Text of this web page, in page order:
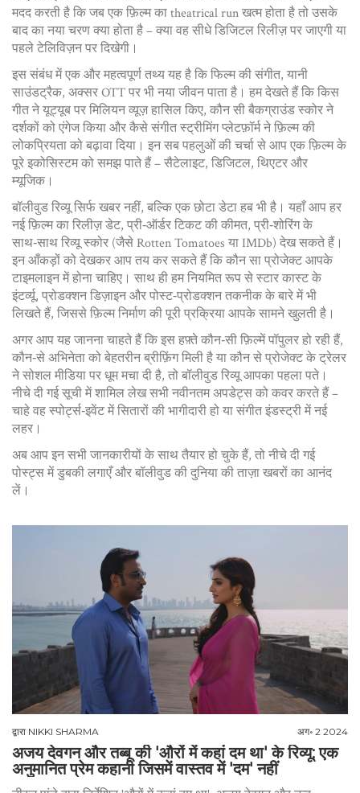
मदद करती है कि जब एक फ़िल्म का theatrical run खत्म होता है तो उसके
बाद का नया चरण क्या होता है – क्या वह सीधे डिजिटल रिलीज़ पर जाएगी या
पहले टेलिविज़न पर दिखेगी।
इस संबंध में एक और महत्वपूर्ण तथ्य यह है कि फिल्म की संगीत, यानी
साउंडट्रैक, अक्सर OTT पर भी नया जीवन पाता है। हम देखते हैं कि किस
गीत ने यूट्यूब पर मिलियन व्यूज़ हासिल किए, कौन सी बैकग्राउंड स्कोर ने
दर्शकों को एंगेज किया और कैसे संगीत स्ट्रीमिंग प्लेटफ़ॉर्म ने फ़िल्म की
लोकप्रियता को बढ़ावा दिया। इन सब पहलुओं की चर्चा से आप एक फ़िल्म के
पूरे इकोसिस्टम को समझ पाते हैं – सैटेलाइट, डिजिटल, थिएटर और
म्यूजिक।
बॉलीवुड रिव्यू सिर्फ खबर नहीं, बल्कि एक छोटा डेटा हब भी है। यहाँ आप हर
नई फ़िल्म का रिलीज़ डेट, प्री‑ऑर्डर टिकट की कीमत, प्री‑शोरिंग के
साथ‑साथ रिव्यू स्कोर (जैसे Rotten Tomatoes या IMDb) देख सकते हैं।
इन आँकड़ों को देखकर आप तय कर सकते हैं कि कौन सा प्रोजेक्ट आपके
टाइमलाइन में होना चाहिए। साथ ही हम नियमित रूप से स्टार कास्ट के
इंटर्व्यू, प्रोडक्शन डिज़ाइन और पोस्ट‑प्रोडक्शन तकनीक के बारे में भी
लिखते हैं, जिससे फ़िल्म निर्माण की पूरी प्रक्रिया आपके सामने खुलती है।
अगर आप यह जानना चाहते हैं कि इस हफ़्ते कौन‑सी फ़िल्में पॉपुलर हो रही हैं,
कौन‑से अभिनेता को बेहतरीन ब्रीफ़िंग मिली है या कौन से प्रोजेक्ट के ट्रेलर
ने सोशल मीडिया पर धूम मचा दी है, तो बॉलीवुड रिव्यू आपका पहला पते।
नीचे दी गई सूची में शामिल लेख सभी नवीनतम अपडेट्स को कवर करते हैं –
चाहे वह स्पोर्ट्स‑इवेंट में सितारों की भागीदारी हो या संगीत इंडस्ट्री में नई
लहर।
अब आप इन सभी जानकारीयों के साथ तैयार हो चुके हैं, तो नीचे दी गई
पोस्ट्स में डुबकी लगाएँ और बॉलीवुड की दुनिया की ताज़ा खबरों का आनंद
लें।
द्वारा NIKKI SHARMA अग॰ 2 2024
अजय देवगन और तब्बू की 'औरों में कहां दम था' के रिव्यू: एक
अनुमानित प्रेम कहानी जिसमें वास्तव में 'दम' नहीं